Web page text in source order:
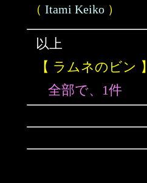
（ Itami Keiko ）
以上
【 ラムネのビン 】
全部で、1件